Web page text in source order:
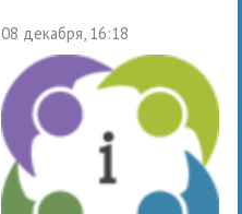
08 декабря, 16:18